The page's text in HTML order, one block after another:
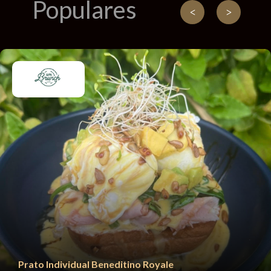
Populares
Prato Individual Beneditino Royale